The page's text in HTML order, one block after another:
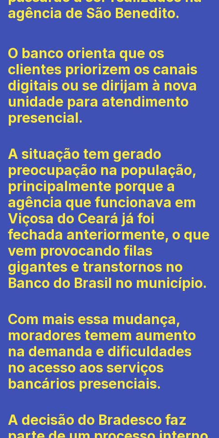
agência de São Benedito.
O banco orienta que os
clientes priorizem os canais
digitais ou se dirijam à nova
unidade para atendimento
presencial.
A situação tem gerado
preocupação na população,
principalmente porque a
agência que funcionava em
Viçosa do Ceará já foi
fechada anteriormente, o que
vem provocando filas
gigantes e transtornos no
Banco do Brasil no município.
Com mais essa mudança,
moradores temem aumento
na demanda e dificuldades
no acesso aos serviços
bancários presenciais.
A decisão do Bradesco faz